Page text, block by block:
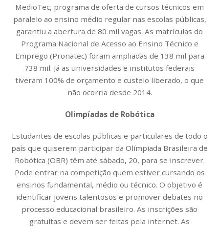
MedioTec, programa de oferta de cursos técnicos em
paralelo ao ensino médio regular nas escolas públicas,
garantiu a abertura de 80 mil vagas. As matrículas do
Programa Nacional de Acesso ao Ensino Técnico e
Emprego (Pronatec) foram ampliadas de 138 mil para
738 mil. Já as universidades e institutos federais
tiveram 100% de orçamento e custeio liberado, o que
não ocorria desde 2014.
Olimpíadas de Robótica
Estudantes de escolas públicas e particulares de todo o
país que quiserem participar da Olímpiada Brasileira de
Robótica (OBR) têm até sábado, 20, para se inscrever.
Pode entrar na competição quem estiver cursando os
ensinos fundamental, médio ou técnico. O objetivo é
identificar jovens talentosos e promover debates no
processo educacional brasileiro. As inscrições são
gratuitas e devem ser feitas pela internet. As